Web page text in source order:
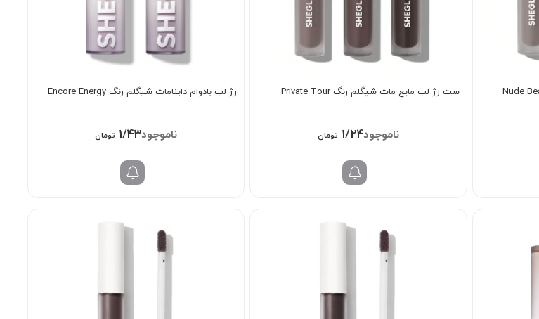
ست رژ لب مایع مات شیگلم رنگ Private Tour
1/248/000 تومان
رژ لب بادوام داینامات شیگلم رنگ Encore Energy
1/438/000 تومان